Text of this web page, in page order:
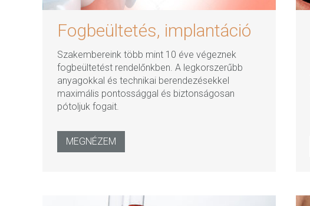
Fogbeültetés, implantáció
Szakembereink több mint 10 éve végeznek
fogbeültetést rendelőnkben. A legkorszerűbb
anyagokkal és technikai berendezésekkel
maximális pontossággal és biztonságosan
pótoljuk fogait.
MEGNÉZEM